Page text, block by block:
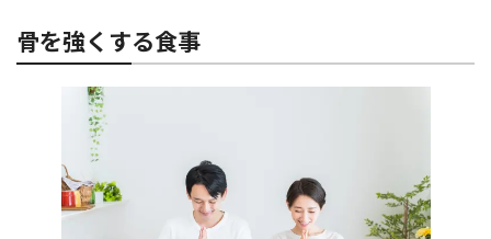
骨を強くする食事